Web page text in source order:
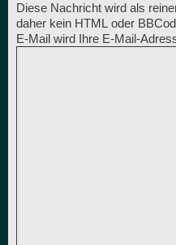
Diese Nachricht wird als
daher kein HTML oder
E-Mail wird Ihre E-Mail-